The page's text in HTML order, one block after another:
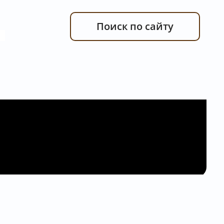
Поиск по сайту